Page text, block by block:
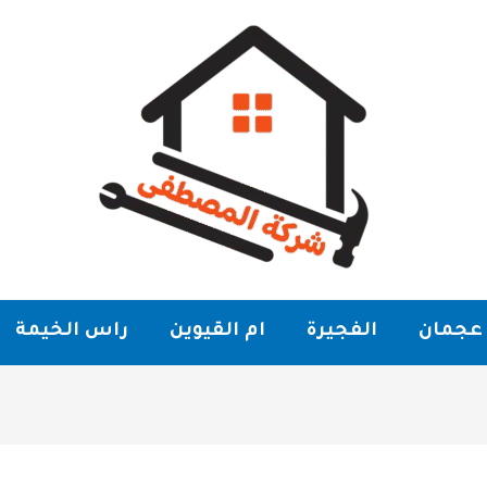
عجمان الفجيرة ام القيوين راس الخيمة